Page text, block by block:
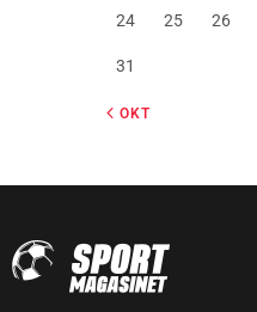
24 25 26
31
« OKT